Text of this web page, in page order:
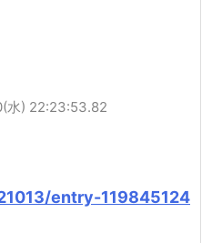
水) 22:23:53.82
entry-119845124